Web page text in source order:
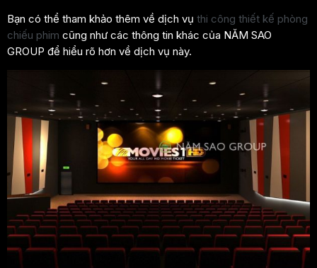
Bạn có thể tham khảo thêm về dịch vụ thi công thiết kế phòng
chiếu phim cũng như các thông tin khác của NĂM SAO
GROUP để hiểu rõ hơn về dịch vụ này.